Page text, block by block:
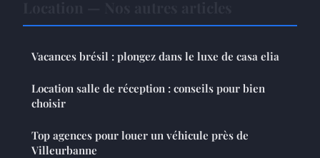
Vacances brésil : plongez dans le luxe de casa elia
Location salle de réception : conseils pour bien
choisir
Top agences pour louer un véhicule près de
Villeurbanne